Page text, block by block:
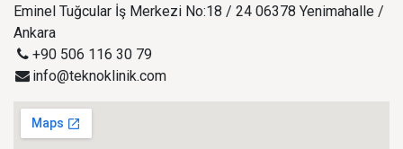
Eminel Tuğcular İş Merkezi No:18 / 24 06378 Yenimahalle /
Ankara
+90 506 116 30 79
info@teknoklinik.com